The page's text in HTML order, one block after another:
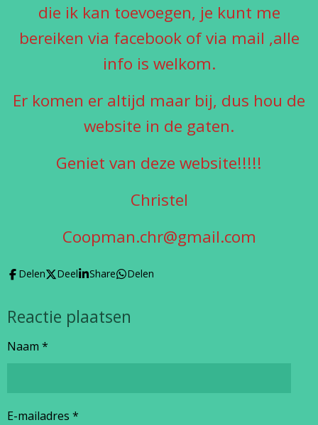
die ik kan toevoegen, je kunt me
bereiken via facebook of via mail ,alle
info is welkom.
Er komen er altijd maar bij, dus hou de
website in de gaten.
Geniet van deze website!!!!!
Christel
Coopman.chr@gmail.com
Delen Deel Share Delen
Reactie plaatsen
Naam *
E-mailadres *